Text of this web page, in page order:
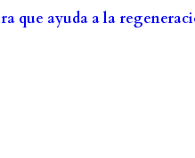
que ayuda a la